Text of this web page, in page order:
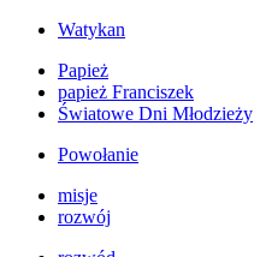
Watykan
Papież
papież Franciszek
Światowe Dni Młodzieży
Powołanie
misje
rozwój